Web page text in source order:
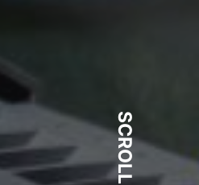
SCROLL